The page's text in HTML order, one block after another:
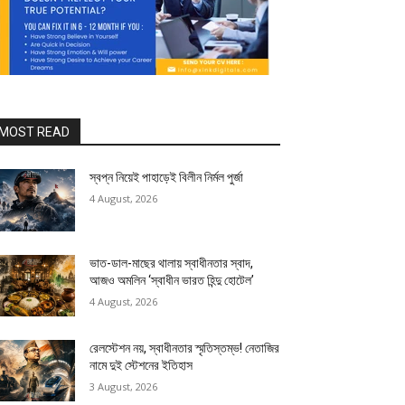
READ
স্বপ্ন নিয়েই পাহাড়েই বিলীন নির্মল পুর্জা
4 August, 2026
ভাত-ডাল-মাছের থালায় স্বাধীনতার স্বাদ,
আজও অমলিন ‘স্বাধীন ভারত হিন্দু হোটেল’
4 August, 2026
রেলস্টেশন নয়, স্বাধীনতার স্মৃতিস্তম্ভ! নেতাজির
নামে দুই স্টেশনের ইতিহাস
3 August, 2026